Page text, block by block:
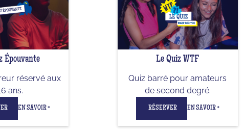
Épouvante
réservé aux
ans.
EN SAVOIR +
Le Quiz WTF
Quiz barré pour amateurs
de second degré.
RÉSERVER EN SAVOIR +